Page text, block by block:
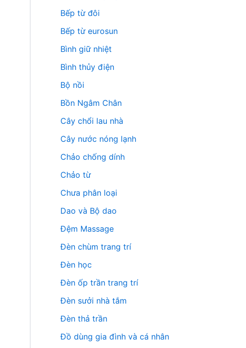
Bếp từ đôi
Bếp từ eurosun
Bình giữ nhiệt
Bình thủy điện
Bộ nồi
Bồn Ngâm Chân
Cây chổi lau nhà
Cây nước nóng lạnh
Chảo chống dính
Chảo từ
Chưa phân loại
Dao và Bộ dao
Đệm Massage
Đèn chùm trang trí
Đèn học
Đèn ốp trần trang trí
Đèn sưởi nhà tắm
Đèn thả trần
Đồ dùng gia đình và cá nhân